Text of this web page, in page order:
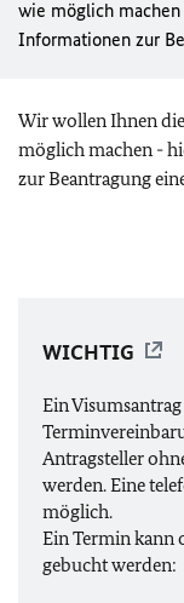
wie möglich
Informationen zur
Wir wollen Ihnen
möglich machen -
zur Beantragung
WICHTIG
Ein
Antragsteller
werden. Eine
möglich.
Ein Termin kann
gebucht werden: